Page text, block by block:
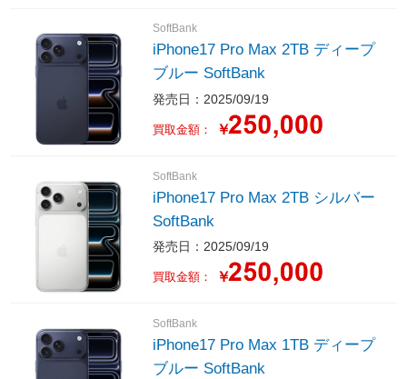
SoftBank
iPhone17 Pro Max 2TB ディープ
ブルー SoftBank
発売日：2025/09/19
買取金額： ￥
SoftBank
iPhone17 Pro Max 2TB シルバー
SoftBank
発売日：2025/09/19
買取金額： ￥
SoftBank
iPhone17 Pro Max 1TB ディープ
ブルー SoftBank